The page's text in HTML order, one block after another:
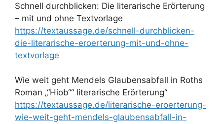
Schnell durchblicken: Die literarische Erörterung
– mit und ohne Textvorlage
https://textaussage.de/schnell-durchblicken-
die-literarische-eroerterung-mit-und-ohne-
textvorlage
Wie weit geht Mendels Glaubensabfall in Roths
Roman „“Hiob““ literarische Erörterung“
https://textaussage.de/literarische-eroerterung-
wie-weit-geht-mendels-glaubensabfall-in-